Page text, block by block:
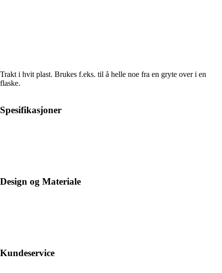
Trakt i hvit plast. Brukes f.eks. til å helle noe fra en gryte over i en
flaske.
Spesifikasjoner
Design og Materiale
Kundeservice